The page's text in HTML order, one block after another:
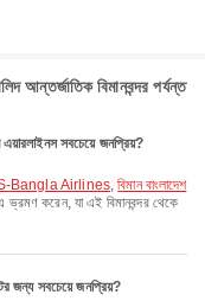
আন্তর্জাতিক বিমানবন্দর পর্যন্ত
সবচেয়ে জনপ্রিয়?
Bangla Airlines,বিমান বাংলাদেশ
ভ্রমণ করেন, যা এই বিমানবন্দর থেকে
জন্য সবচেয়ে জনপ্রিয়?